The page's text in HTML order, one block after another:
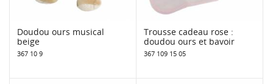
Doudou ours musical
beige
367 10 9
Trousse cadeau rose :
doudou ours et bavoir
367 109 15 05